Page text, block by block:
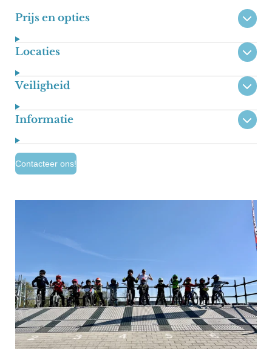
Prijs en opties
Locaties
Veiligheid
Informatie
Contacteer ons!